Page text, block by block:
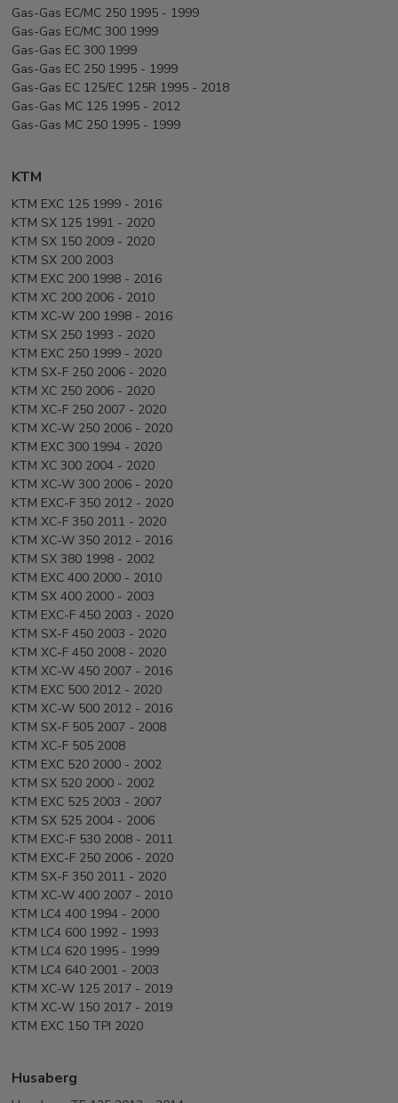
Gas-Gas EC/MC 250 1995 - 1999
Gas-Gas EC/MC 300 1999
Gas-Gas EC 300 1999
Gas-Gas EC 250 1995 - 1999
Gas-Gas EC 125/EC 125R 1995 - 2018
Gas-Gas MC 125 1995 - 2012
Gas-Gas MC 250 1995 - 1999
KTM
KTM EXC 125 1999 - 2016
KTM SX 125 1991 - 2020
KTM SX 150 2009 - 2020
KTM SX 200 2003
KTM EXC 200 1998 - 2016
KTM XC 200 2006 - 2010
KTM XC-W 200 1998 - 2016
KTM SX 250 1993 - 2020
KTM EXC 250 1999 - 2020
KTM SX-F 250 2006 - 2020
KTM XC 250 2006 - 2020
KTM XC-F 250 2007 - 2020
KTM XC-W 250 2006 - 2020
KTM EXC 300 1994 - 2020
KTM XC 300 2004 - 2020
KTM XC-W 300 2006 - 2020
KTM EXC-F 350 2012 - 2020
KTM XC-F 350 2011 - 2020
KTM XC-W 350 2012 - 2016
KTM SX 380 1998 - 2002
KTM EXC 400 2000 - 2010
KTM SX 400 2000 - 2003
KTM EXC-F 450 2003 - 2020
KTM SX-F 450 2003 - 2020
KTM XC-F 450 2008 - 2020
KTM XC-W 450 2007 - 2016
KTM EXC 500 2012 - 2020
KTM XC-W 500 2012 - 2016
KTM SX-F 505 2007 - 2008
KTM XC-F 505 2008
KTM EXC 520 2000 - 2002
KTM SX 520 2000 - 2002
KTM EXC 525 2003 - 2007
KTM SX 525 2004 - 2006
KTM EXC-F 530 2008 - 2011
KTM EXC-F 250 2006 - 2020
KTM SX-F 350 2011 - 2020
KTM XC-W 400 2007 - 2010
KTM LC4 400 1994 - 2000
KTM LC4 600 1992 - 1993
KTM LC4 620 1995 - 1999
KTM LC4 640 2001 - 2003
KTM XC-W 125 2017 - 2019
KTM XC-W 150 2017 - 2019
KTM EXC 150 TPI 2020
Husaberg